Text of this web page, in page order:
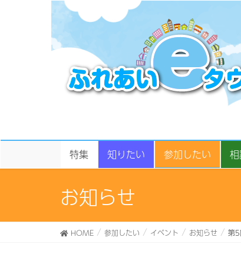
特集 知りたい 参加したい
お知らせ
HOME 参加したい イベント お知らせ 第